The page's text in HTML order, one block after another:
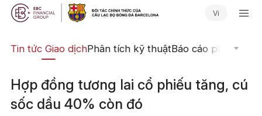
Vi
Tin tức Giao dịchPhân tích kỹ thuậtBáo cáo phân tích
Hợp đồng tương lai cổ phiếu tăng, cú
sốc dầu 40% còn đó